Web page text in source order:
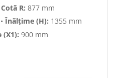
Cotă R: 877 mm
Înălțime (H): 1355 mm
900 mm